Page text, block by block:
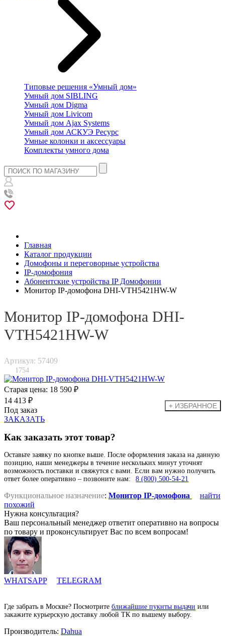
Типовые решения «Умный дом»
Умный дом SIBLING
Умный дом Digma
Умный дом Livicom
Умный дом Ajax Systems
Умный дом АСКУЭ Ресурс
Умные колонки и аксессуары
Комплекты умного дома
Главная
Каталог продукции
Домофоны и переговорные устройства
IP-домофония
Абонентские устройства IP Домофонии
Монитор IP-домофона DHI-VTH5421HW-W
Монитор IP-домофона DHI-
VTH5421HW-W
Артикул: 57409
1754
Старая цена: 18 590 ₽
14 413 ₽
Под заказ
ЗАКАЗАТЬ
Как заказать этот товар?
Оставьте заявку по кнопке выше. После оформления заказа на данную
позицию, наши менеджеры в течение нескольких минут уточнят
возможность поставки и свяжутся с вами. Если вам нужно получить
ответ более оперативно – позвоните нам:
8 (800) 500-54-21
Функциональное назначение: Монитор IP-домофона
найти
похожий
Нужна консультация?
Ваш персональный менеджер ответит оперативно на вопросы
по товару и проконсультирует Вас по всем вопросам!
WHATSAPP TELEGRAM
Где забрать в Москве? Посмотрите ближайшие пукнты выдачи или
закажите курьерскую доставку любой ТК по вышему выбору.
Производитель: Dahua